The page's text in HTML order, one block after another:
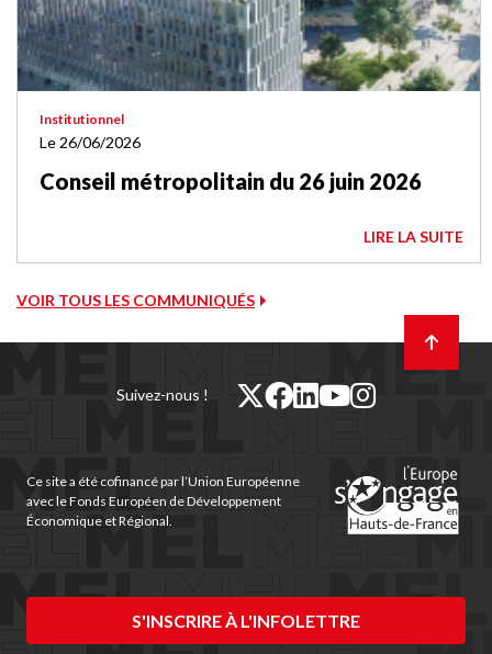
VOIR TOUS LES COMMUNIQUÉS
Institutionnel
Le 26/06/2026
Conseil métropolitain du 26 juin 2026
LIRE LA SUITE
Suivez-nous !
twitter
facebook
linkedin
fenêtre)
youtube
fenêtre)
instagram
fenêtre)
Ce site a été cofinancé par l’Union Européenne
avec le Fonds Européen de Développement
Économique et Régional.
S'INSCRIRE À L'INFOLETTRE
en
haut